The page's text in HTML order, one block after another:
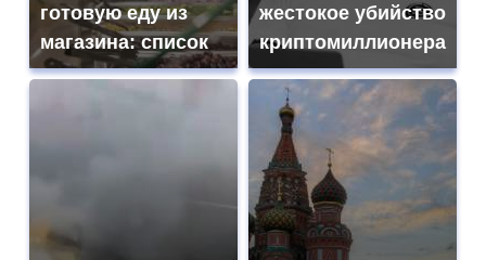
готовую еду из
магазина: список
жестокое убийство
криптомиллионера